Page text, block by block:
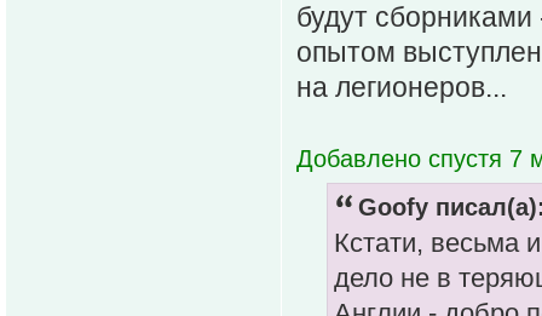
будут сборниками
опытом
на легионеров...
Добавлено спустя 7
Goofy
Кстати, весьма
дело не в